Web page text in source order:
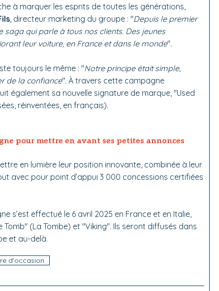
à marquer les esprits de toutes les générations,
, directeur marketing du groupe : "Depuis le premier
saga qui parle à tous nos clients. Des jeunes
leur voiture, en France et dans le monde".
toujours le même : "Notre principe était simple,
de la confiance". À travers cette campagne
également sa nouvelle signature de marque, "Used
réinventées, en français).
pour mettre en avant ses petites annonces
en lumière leur position innovante, combinée à leur
avec pour point d’appui 3 000 concessions certifiées
s’est effectué le 6 avril 2025 en France et en Italie,
Tomb" (La Tombe) et "Viking". Ils seront diffusés dans
et au-delà.
d'occasion